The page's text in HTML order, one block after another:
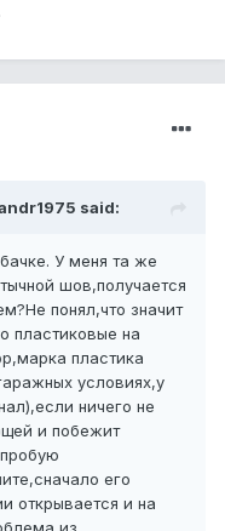
said:
У меня та же
шов,получается
понял,что значит
пластиковые на
пластика
условиях,у
ничего не
и побежит
его
открывается и на